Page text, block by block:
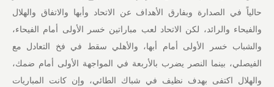
حالياً في الصدارة وبفارق الأهداف عن الاتحاد وأبها والاتفاق والهلال
والفيحاء والرائد، لكن الاتحاد لعب مباراتين خسر الأولى أمام الفيحاء،
والشباب خسر الأولى أمام أبها، والأهلي سقط في فخ التعادل مع
الفيصلي، بينما النصر يضرب بالأربعة في المواجهة الأولى أمام ضمك،
والهلال اكتفى بهدف نظيف في شباك الطائي، وإن كانت المباريات